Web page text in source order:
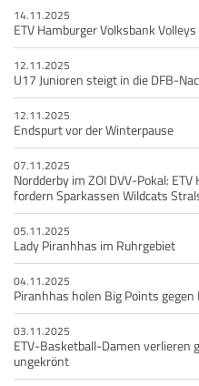
14.11.2025
ETV Hamburger Volksbank
12.11.2025
U17 Junioren steigt in die DFB-
12.11.2025
Endspurt vor der Winterpause
07.11.2025
Nordderby im ZOI DVV-Pokal:
fordern Sparkassen Wildcats
05.11.2025
Lady Piranhhas im Ruhrgebiet
04.11.2025
Piranhhas holen Big Points gegen
03.11.2025
ETV-Basketball-Damen verlieren
ungekrönt